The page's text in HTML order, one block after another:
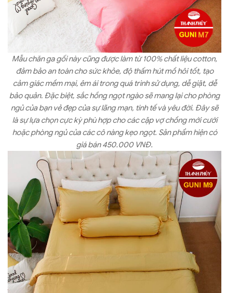
Mẫu chăn ga gối này cũng được làm từ 100% chất liệu cotton,
đảm bảo an toàn cho sức khỏe, độ thấm hút mồ hôi tốt, tạo
cảm giác mềm mại, êm ái trong quá trình sử dụng, dễ giặt, dễ
bảo quản. Đặc biệt, sắc hồng ngọt ngào sẽ mang lại cho phòng
ngủ của bạn vẻ đẹp của sự lãng mạn, tinh tế và yêu đời. Đây sẽ
là sự lựa chọn cực kỳ phù hợp cho các cặp vợ chồng mới cưới
hoặc phòng ngủ của các cô nàng kẹo ngọt. Sản phẩm hiện có
giá bán 450.000 VNĐ.